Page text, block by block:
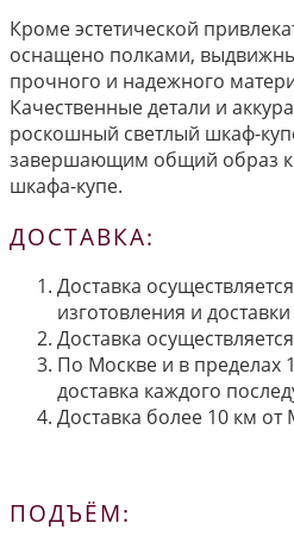
Кроме эстетической
оснащено полками,
прочного и надежного
Качественные детали и
роскошный светлый шкаф-
завершающим общий образ
шкафа-купе.
ДОСТАВКА:
Доставка
изготовления и
Доставка
По Москве и в пределах
доставка каждого
Доставка более 10 км
ПОДЪЁМ: